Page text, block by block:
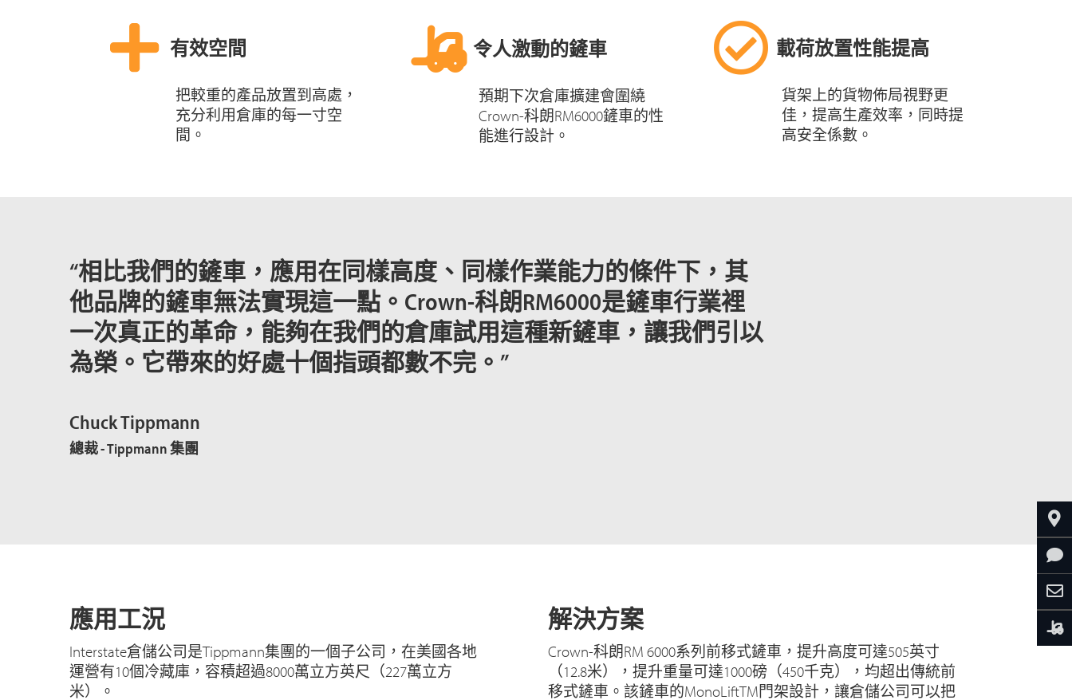
有效空間
把較重的產品放置到高處，
充分利用倉庫的每一寸空
間。
令人激動的鏟車
預期下次倉庫擴建會圍繞
Crown-科朗RM6000鏟車的性
能進行設計。
載荷放置性能提高
貨架上的貨物佈局視野更
佳，提高生產效率，同時提
高安全係數。
“相比我們的鏟車，應用在同樣高度、同樣作業能力的條件下，其
他品牌的鏟車無法實現這一點。Crown-科朗RM6000是鏟車行業裡
一次真正的革命，能夠在我們的倉庫試用這種新鏟車，讓我們引以
為榮。它帶來的好處十個指頭都數不完。”
Chuck Tippmann
總裁 - Tippmann 集團
應用工況
Interstate倉儲公司是Tippmann集團的一個子公司，在美國各地
運營有10個冷藏庫，容積超過8000萬立方英尺（227萬立方
米）。
解決方案
Crown-科朗RM 6000系列前移式鏟車，提升高度可達505英寸
（12.8米），提升重量可達1000磅（450千克），均超出傳統前
移式鏟車。該鏟車的MonoLiftTM門架設計，讓倉儲公司可以把